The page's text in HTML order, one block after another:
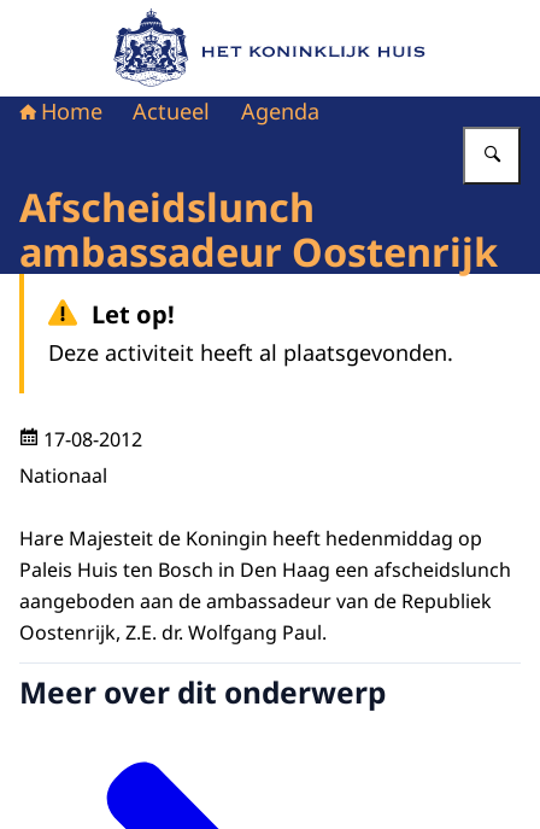
Naar de homepage van Het Koninklijk Huis
Home Actueel Agenda
Afscheidslunch
ambassadeur Oostenrijk
Let op!
Deze activiteit heeft al plaatsgevonden.
17-08-2012
Nationaal
Hare Majesteit de Koningin heeft hedenmiddag op
Paleis Huis ten Bosch in Den Haag een afscheidslunch
aangeboden aan de ambassadeur van de Republiek
Oostenrijk, Z.E. dr. Wolfgang Paul.
Meer over dit onderwerp